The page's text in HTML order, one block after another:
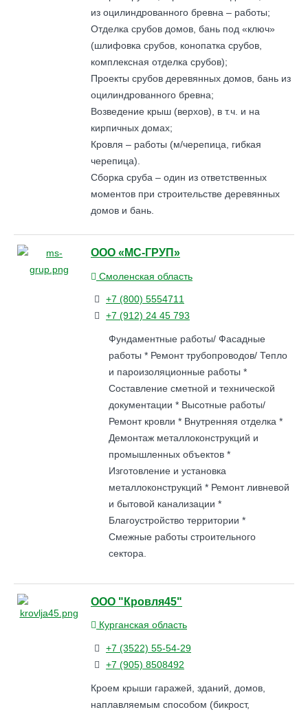
из оцилиндрованного бревна – работы;
Отделка срубов домов, бань под «ключ»
(шлифовка срубов, конопатка срубов,
комплексная отделка срубов);
Проекты срубов деревянных домов, бань из
оцилиндрованного бревна;
Возведение крыш (верхов), в т.ч. и на
кирпичных домах;
Кровля – работы (м/черепица, гибкая
черепица).
Сборка сруба – один из ответственных
моментов при строительстве деревянных
домов и бань.
ООО «МС-ГРУП»
Смоленская область
+7 (800) 5554711
+7 (912) 24 45 793
Фундаментные работы/ Фасадные
работы * Ремонт трубопроводов/ Тепло
и пароизоляционные работы *
Составление сметной и технической
документации * Высотные работы/
Ремонт кровли * Внутренняя отделка *
Демонтаж металлоконструкций и
промышленных объектов *
Изготовление и установка
металлоконструкций * Ремонт ливневой
и бытовой канализации *
Благоустройство территории *
Смежные работы строительного
сектора.
ООО "Кровля45"
Курганская область
+7 (3522) 55-54-29
+7 (905) 8508492
Кроем крыши гаражей, зданий, домов,
наплавляемым способом (бикрост,